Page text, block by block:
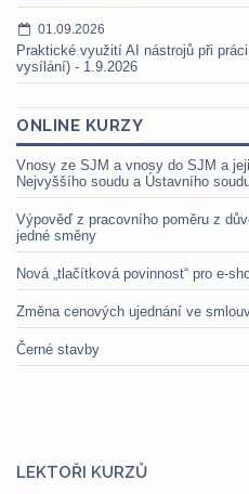
01.09.2026
Praktické využití AI nástrojů při
vysílání) - 1.9.2026
ONLINE KURZY
Vnosy ze SJM a vnosy do SJM a
Nejvyššího soudu a Ústavního
Výpověď z pracovního poměru z
jedné směny
Nová „tlačítková povinnost“ pro e-
Změna cenových ujednání ve
Černé stavby
LEKTOŘI KURZŮ